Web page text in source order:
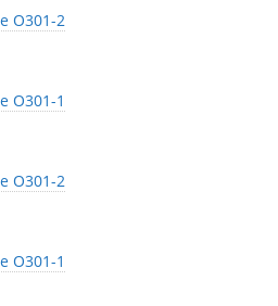
O301-2
O301-1
O301-2
O301-1